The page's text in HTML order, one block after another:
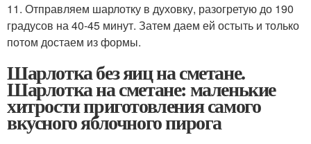
11. Отправляем шарлотку в духовку, разогретую до 190
градусов на 40-45 минут. Затем даем ей остыть и только
потом достаем из формы.
Шарлотка без яиц на сметане.
Шарлотка на сметане: маленькие
хитрости приготовления самого
вкусного яблочного пирога